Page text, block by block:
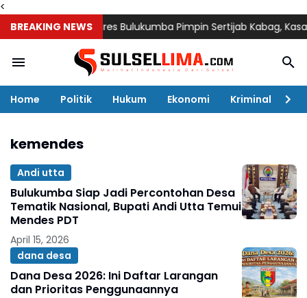
<
BREAKING NEWSKapolres Bulukumba Pimpin Sertijab Kabag, Kasat,
Home Politik Hukum Ekonomi Kriminal
kemendes
Andi utta
Bulukumba Siap Jadi Percontohan Desa
Tematik Nasional, Bupati Andi Utta Temui
Mendes PDT
April 15, 2026
dana desa
Dana Desa 2026: Ini Daftar Larangan
dan Prioritas Penggunaannya